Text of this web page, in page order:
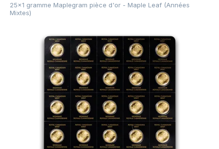
25x1 gramme Maplegram pièce d'or - Maple Leaf (Années
Mixtes)